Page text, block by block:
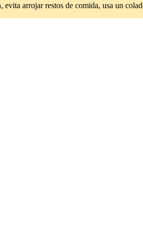
evita arrojar restos de comida, usa un